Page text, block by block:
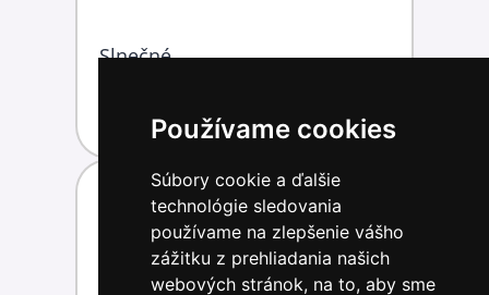
Používame cookies
Súbory cookie a ďalšie
technológie sledovania
používame na zlepšenie vášho
zážitku z prehliadania našich
webových stránok, na to, aby sme
Slnečné